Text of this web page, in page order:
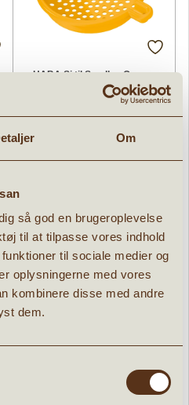
Om
så god en brugeroplevelse
til at tilpasse vores indhold
til sociale medier og
oplysningerne med vores
kombinere disse med andre
dem.
HABA Si til Sandleg Orange
Jellycat Amuseables Sushi
Codhi Californian Roll
Nyheder
Tilbud